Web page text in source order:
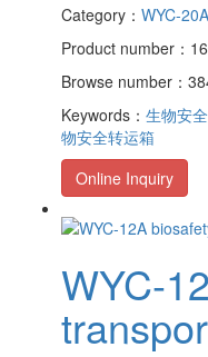
Category： WYC-
Product number：
Browse number：
Keywords： 生物安
物安全转运箱
Online Inquiry
WYC-